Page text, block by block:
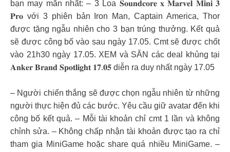
bạn may mắn nhất: – 3 Loa 𝐒𝐨𝐮𝐧𝐝𝐜𝐨𝐫𝐞 𝐱 𝐌𝐚𝐫𝐯𝐞𝐥 𝐌𝐢𝐧𝐢 𝟑
𝐏𝐫𝐨 với 3 phiên bản Iron Man, Captain America, Thor
được tặng ngẫu nhiên cho 3 bạn trúng thưởng. Kết quả
sẽ được công bố vào sau ngày 17.05. Cmt sẽ được chốt
vào 21h30 ngày 17.05. XEM và SĂN các deal khủng tại
𝐀𝐧𝐤𝐞𝐫 𝐁𝐫𝐚𝐧𝐝 𝐒𝐩𝐨𝐭𝐥𝐢𝐠𝐡𝐭 𝟏𝟕.𝟎𝟓 diễn ra duy nhất ngày 17.05
– Người chiến thắng sẽ được chọn ngẫu nhiên từ những
người thực hiện đủ các bước. Yêu cầu giữ avatar đến khi
công bố kết quả. – Mỗi tài khoản chỉ cmt 1 lần và không
chỉnh sửa. – Không chấp nhận tài khoản được tạo ra chỉ
tham gia MiniGame hoặc share quá nhiều MiniGame. –